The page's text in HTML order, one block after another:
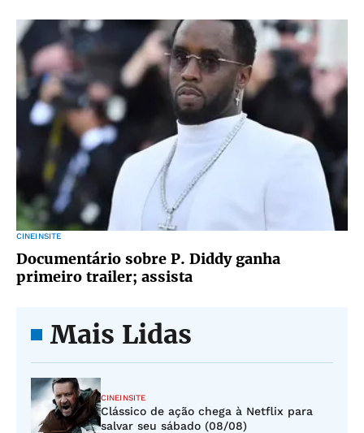
CINEINSITE
Documentário sobre P. Diddy ganha
primeiro trailer; assista
Mais Lidas
CINEINSITE
Clássico de ação chega à Netflix para
salvar seu sábado (08/08)